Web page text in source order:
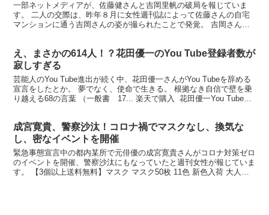
一部ネットメディアが、佐藤健さんと吉岡里帆の破局を報じていま
す。 二人の交際は、昨年８月に女性週刊誌によって佐藤さんの自宅
マンションに通う吉岡さんの姿が撮られたことで発覚。 吉岡さんは
え、まさかの614人！？花田優一のYou Tube登録者数が
寂しすぎる
芸能人のYou Tube進出が続く中、花田優一さんがYou Tubeを辞める
宣言をしたとか。 夢でなく、使命で生きる。 根拠なき自信で壁を乗
り越える68の言葉 （一般書 17... 楽天で購入 花田優一You Tubeや
成宮寛貴、警察沙汰！コロナ禍でマスクなし、換気な
し、密なイベントを開催
緊急事態宣言中の都内某所で元俳優の成宮寛貴さんがコロナ対策ゼロ
のイベントを開催、警察沙汰にもなっていたと週刊女性が報じていま
す。 【3個以上送料無料】マスク マスク50枚 11色 新色入荷 大人用